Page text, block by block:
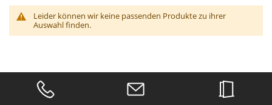
Leider können wir keine passenden Produkte zu ihrer
Auswahl finden.